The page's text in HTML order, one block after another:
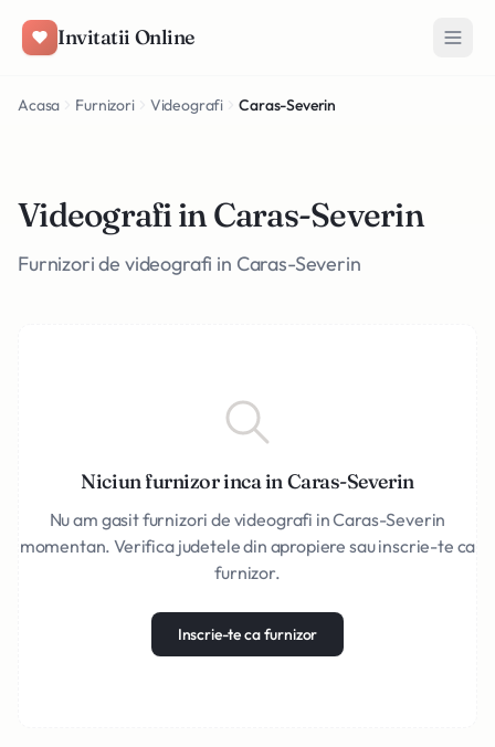
Invitatii Online
Acasa Furnizori Videografi Caras-Severin
Videografi in Caras-Severin
Furnizori de videografi in Caras-Severin
Niciun furnizor inca in Caras-Severin
Nu am gasit furnizori de videografi in Caras-Severin
momentan. Verifica judetele din apropiere sau inscrie-te ca
furnizor.
Inscrie-te ca furnizor